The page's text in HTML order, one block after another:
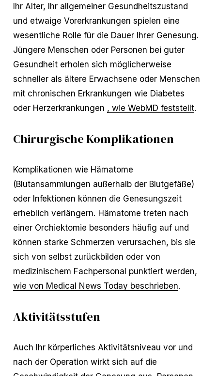
Ihr Alter, Ihr allgemeiner Gesundheitszustand
und etwaige Vorerkrankungen spielen eine
wesentliche Rolle für die Dauer Ihrer Genesung.
Jüngere Menschen oder Personen bei guter
Gesundheit erholen sich möglicherweise
schneller als ältere Erwachsene oder Menschen
mit chronischen Erkrankungen wie Diabetes
oder Herzerkrankungen , wie WebMD feststellt.
Chirurgische Komplikationen
Komplikationen wie Hämatome
(Blutansammlungen außerhalb der Blutgefäße)
oder Infektionen können die Genesungszeit
erheblich verlängern. Hämatome treten nach
einer Orchiektomie besonders häufig auf und
können starke Schmerzen verursachen, bis sie
sich von selbst zurückbilden oder von
medizinischem Fachpersonal punktiert werden,
wie von Medical News Today beschrieben.
Aktivitätsstufen
Auch Ihr körperliches Aktivitätsniveau vor und
nach der Operation wirkt sich auf die